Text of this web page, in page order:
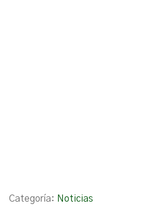
Categoría: Noticias